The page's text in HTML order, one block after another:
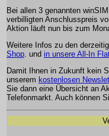
Bei allen 3 genannten
verbilligten Anschlusspreis
Aktion läuft nun bis zum
Weitere Infos zu den
Shop . und in unsere All-In
Damit Ihnen in Zukunft kein
unserem kostenlosen
Sie dann eine Übersicht an
Telefonmarkt. Auch können